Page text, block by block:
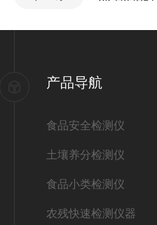
产品导航
食品安全检测仪
土壤养分检测仪
食品小类检测仪
农残快速检测仪器